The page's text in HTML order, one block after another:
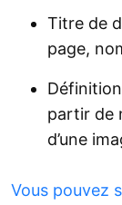
Titre de
page,
partir de
d’une
Vous pouvez